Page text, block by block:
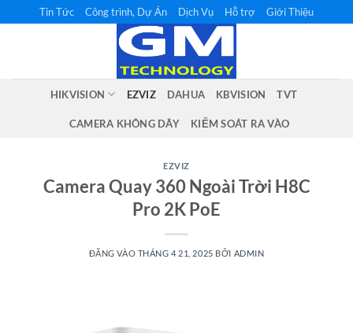
qua
Tin Tức Công trình, Dự Án Dịch Vụ Hỗ trợ Giới Thiệu
HIKVISION EZVIZ DAHUA KBVISION TVT
CAMERA KHÔNG DÂY KIỂM SOÁT RA VÀO
EZVIZ
Camera Quay 360 Ngoài Trời H8C
Pro 2K PoE
ĐĂNG VÀO THÁNG 4 21, 2025 BỞI ADMIN